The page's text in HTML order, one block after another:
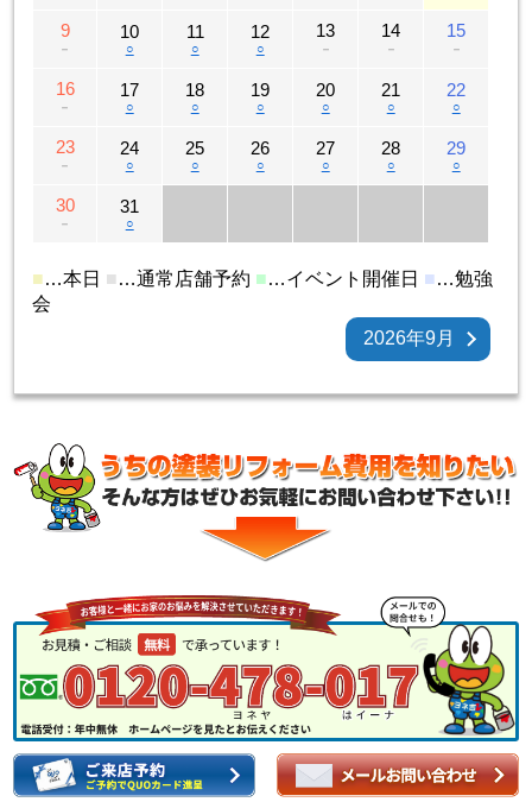
9
－
10
○
11
○
12
○
13
－
14
－
15
－
16
－
17
○
18
○
19
○
20
○
21
○
22
○
23
－
24
○
25
○
26
○
27
○
28
○
29
○
30
－
31
○
■…本日 ■ …通常店舗予約 ■…イベント開催日 ■…勉強
会
2026年9月